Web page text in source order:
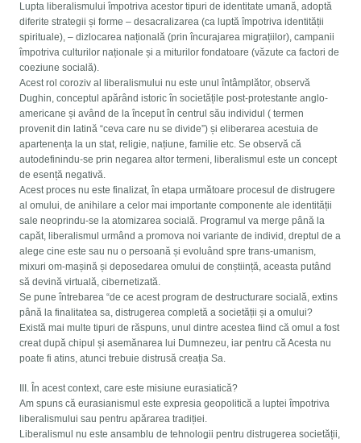
Lupta liberalismului împotriva acestor tipuri de identitate umană, adoptă
diferite strategii și forme – desacralizarea (ca luptă împotriva identității
spirituale), – dizlocarea națională (prin încurajarea migrațiilor), campanii
împotriva culturilor naționale și a miturilor fondatoare (văzute ca factori de
coeziune socială).
Acest rol coroziv al liberalismului nu este unul întâmplător, observă
Dughin, conceptul apărând istoric în societățile post-protestante anglo-
americane și având de la început în centrul său individul ( termen
provenit din latină “ceva care nu se divide”) și eliberarea acestuia de
apartenența la un stat, religie, națiune, familie etc. Se observă că
autodefinindu-se prin negarea altor termeni, liberalismul este un concept
de esență negativă.
Acest proces nu este finalizat, în etapa următoare procesul de distrugere
al omului, de anihilare a celor mai importante componente ale identității
sale neoprindu-se la atomizarea socială. Programul va merge până la
capăt, liberalismul urmând a promova noi variante de individ, dreptul de a
alege cine este sau nu o persoană și evoluând spre trans-umanism,
mixuri om-mașină și deposedarea omului de conștiință, aceasta putând
să devină virtuală, cibernetizată.
Se pune întrebarea “de ce acest program de destructurare socială, extins
până la finalitatea sa, distrugerea completă a societății și a omului?
Există mai multe tipuri de răspuns, unul dintre acestea fiind că omul a fost
creat după chipul și asemănarea lui Dumnezeu, iar pentru că Acesta nu
poate fi atins, atunci trebuie distrusă creația Sa.
III. În acest context, care este misiune eurasiatică?
Am spuns că eurasianismul este expresia geopolitică a luptei împotriva
liberalismului sau pentru apărarea tradiției.
Liberalismul nu este ansamblu de tehnologii pentru distrugerea societății,